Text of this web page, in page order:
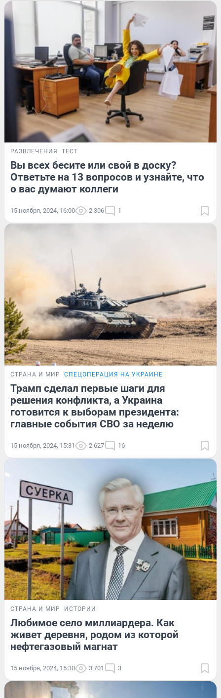
РАЗВЛЕЧЕНИЯ ТЕСТ
Вы всех бесите или свой в доску?
Ответьте на 13 вопросов и узнайте, что
о вас думают коллеги
15 ноября, 2024, 16:00 2 306 1
СТРАНА И МИР СПЕЦОПЕРАЦИЯ НА УКРАИНЕ
Трамп сделал первые шаги для
решения конфликта, а Украина
готовится к выборам президента:
главные события СВО за неделю
15 ноября, 2024, 15:31 2 627 16
СТРАНА И МИР ИСТОРИИ
Любимое село миллиардера. Как
живет деревня, родом из которой
нефтегазовый магнат
15 ноября, 2024, 15:30 3 701 3